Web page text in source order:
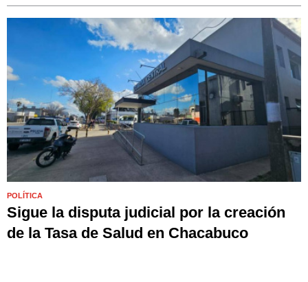
POLÍTICA
Sigue la disputa judicial por la creación
de la Tasa de Salud en Chacabuco